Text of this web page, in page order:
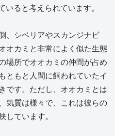
ると考えられています。
、シベリアやスカンジナビ
オカミと非常によく似た生態
場所でオオカミの仲間が占め
ともと人間に飼われていたイ
です。ただし、オオカミとは
気質は様々で、これは彼らの
ています。